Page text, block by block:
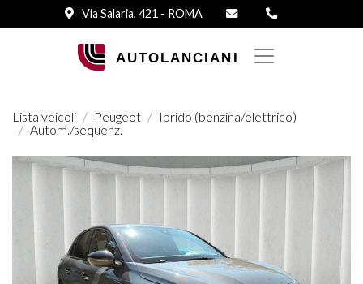
Via Salaria, 421 - ROMA
Lista veicoli Peugeot
Ibrido (benzina/elettrico)
Autom./sequenz.